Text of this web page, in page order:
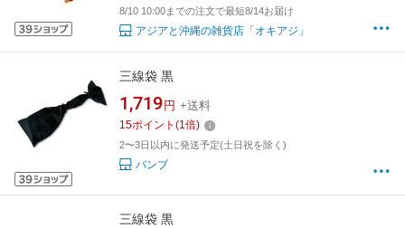
8/10 10:00までの注文で最短8/14お届け
アジアと沖縄の雑貨店「オキアジ」
三線袋 黒
1,719 円 +送料
15ポイント (1倍)
2〜3日以内に発送予定(土日祝を除く)
バンブ
三線袋 黒